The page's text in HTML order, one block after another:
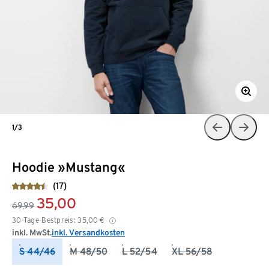
Hoodie »Mustang«
(17)
69,99 35,00
30-Tage-Bestpreis: 35,00 €
inkl. MwSt.inkl. Versandkosten
S 44/46 M 48/50 L 52/54 XL 56/58
1/3